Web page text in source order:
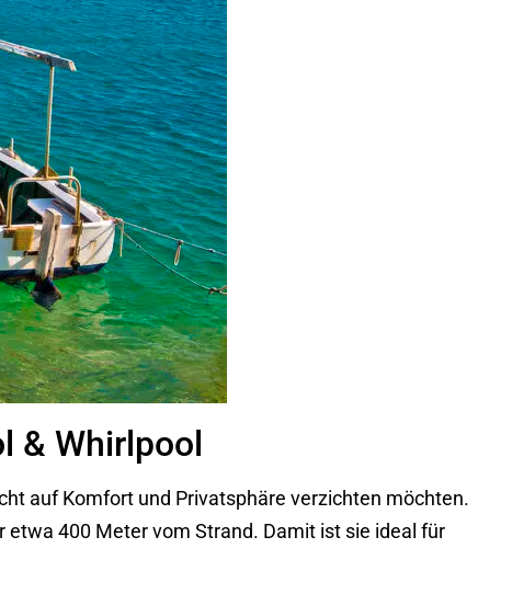
& Whirlpool
auf Komfort und Privatsphäre verzichten möchten.
etwa 400 Meter vom Strand. Damit ist sie ideal für